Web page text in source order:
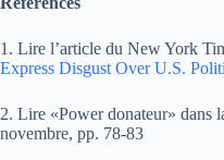
1. Lire l’article du New York
Express Disgust Over U.S.
2. Lire «Power donateur» dans
novembre, pp. 78-83